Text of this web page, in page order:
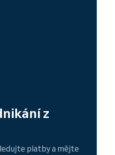
z
platby a mějte